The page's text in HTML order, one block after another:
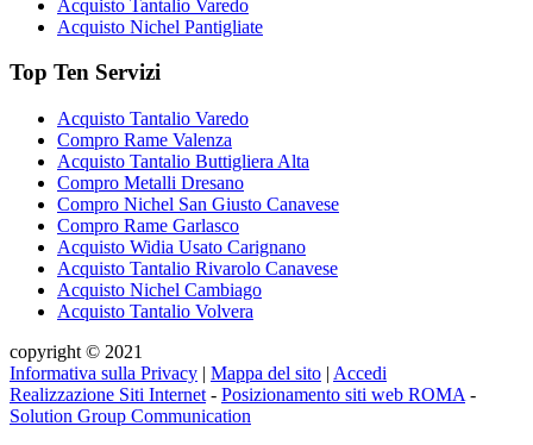
Acquisto Tantalio Varedo
Acquisto Nichel Pantigliate
Top Ten Servizi
Acquisto Tantalio Varedo
Compro Rame Valenza
Acquisto Tantalio Buttigliera Alta
Compro Metalli Dresano
Compro Nichel San Giusto Canavese
Compro Rame Garlasco
Acquisto Widia Usato Carignano
Acquisto Tantalio Rivarolo Canavese
Acquisto Nichel Cambiago
Acquisto Tantalio Volvera
copyright © 2021
Informativa sulla Privacy | Mappa del sito | Accedi
Realizzazione Siti Internet - Posizionamento siti web ROMA -
Solution Group Communication